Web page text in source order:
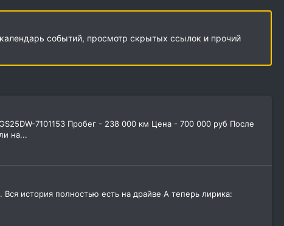
событий, просмотр скрытых ссылок и прочий
7101153 Пробег - 238 000 км Цена - 700 000 руб После
на...
история полностью есть на драйве А теперь лирика: